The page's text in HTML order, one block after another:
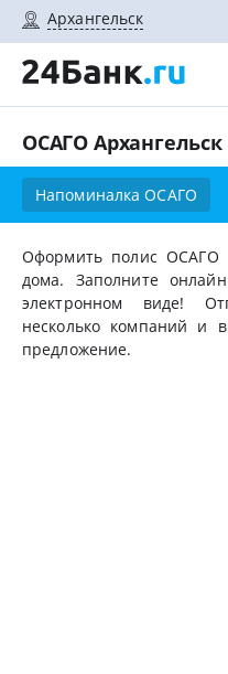
Архангельск
ОСАГО
Напоминалка ОСАГО
Оформить полис ОСАГО
дома. Заполните
электронном виде!
несколько компаний и
предложение.